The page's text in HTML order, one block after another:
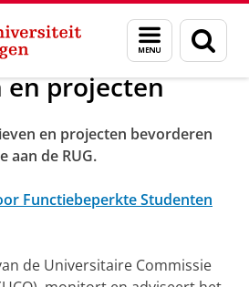
Menu
en
zoeken
Diversiteit en Inclusie bij de RUG
projecten
en projecten bevorderen
aan de RUG.
Functiebeperkte Studenten
de Universitaire Commissie